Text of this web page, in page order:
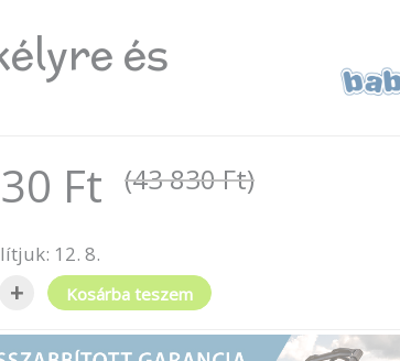
és
Ft (43 830 Ft)
12. 8.
+ Kosárba teszem